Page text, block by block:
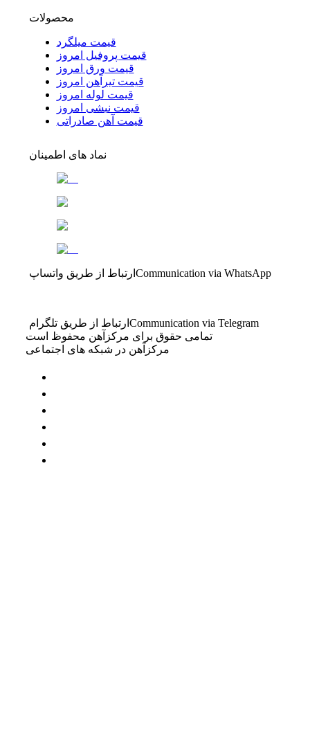
محصولات
قیمت میلگرد
قیمت پروفیل امروز
قیمت ورق امروز
قیمت تیرآهن امروز
قیمت لوله امروز
قیمت نبشی امروز
قیمت آهن صادراتی
نماد های اطمینان
ارتباط از طریق واتساپ Communication via WhatsApp
ارتباط از طریق تلگرام Communication via Telegram
تمامی حقوق برای مرکزآهن محفوظ است
مرکزآهن در شبکه های اجتماعی